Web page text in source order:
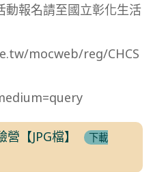
動報名請至國立彰化生活
mocweb/reg/CHCS
【JPG檔】
下載